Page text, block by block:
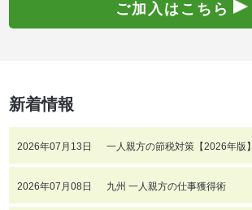
ご加入はこちら
新着情報
2026年07月13日 一人親方の節税対策【2026年版】
2026年07月08日 九州 一人親方の仕事獲得術